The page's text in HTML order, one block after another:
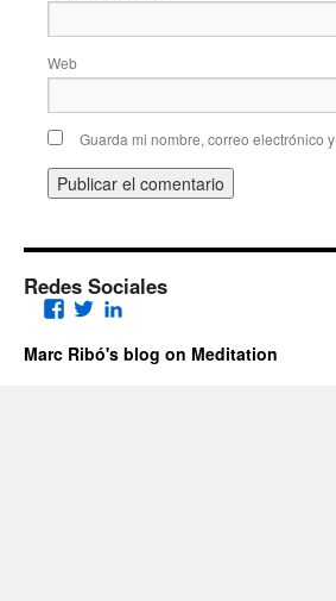
Web
Guarda mi nombre, correo electrónico
Redes Sociales
Facebook
Twitter
Marc Ribó's blog on Meditation